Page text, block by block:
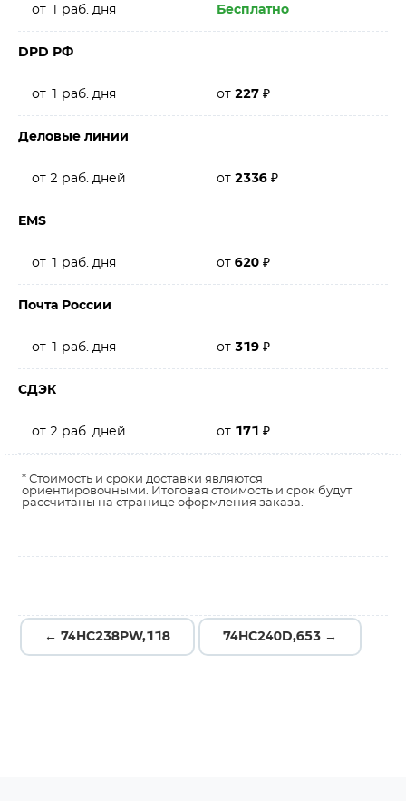
от 1 раб. дня Бесплатно
DPD РФ
от 1 раб. дня от 227 ₽
Деловые линии
от 2 раб. дней от 2336 ₽
EMS
от 1 раб. дня от 620 ₽
Почта России
от 1 раб. дня от 319 ₽
СДЭК
от 2 раб. дней от 171 ₽
* Стоимость и сроки доставки являются
ориентировочными. Итоговая стоимость и срок будут
рассчитаны на странице оформления заказа.
← 74HC238PW,118 74HC240D,653 →